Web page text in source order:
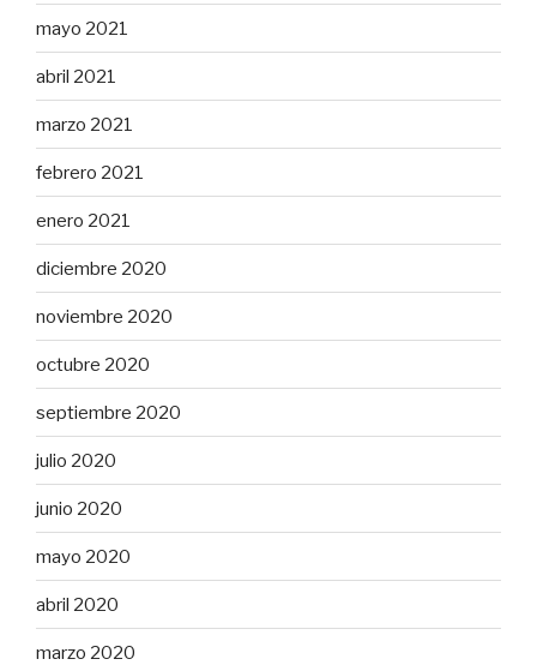
mayo 2021
abril 2021
marzo 2021
febrero 2021
enero 2021
diciembre 2020
noviembre 2020
octubre 2020
septiembre 2020
julio 2020
junio 2020
mayo 2020
abril 2020
marzo 2020